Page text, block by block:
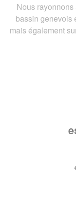
Nous
bassin genevois
mais également